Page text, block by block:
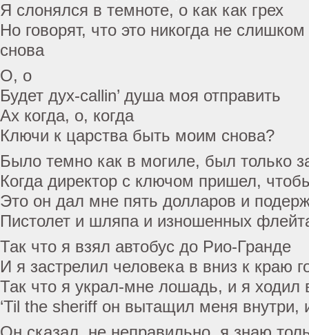
Я слонялся в темноте, о как как грех
Но говорят, что это никогда не
снова
О, о
Будет дух-callin’ душа моя отправить
Ах когда, о, когда
Ключи к царства быть моим снова?
Было темно как в могиле, был только
Когда директор с ключом пришел,
Это он дал мне пять долларов и
Пистолет и шляпа и изношенных
Так что я взял автобус до Рио-Гранде
И я застрелил человека в вниз к краю
Так что я украл-мне лошадь, и я ходил
‘Til the sheriff он вытащил меня внутри,